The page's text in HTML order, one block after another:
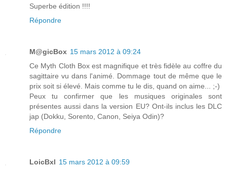
Superbe édition !!!!
Répondre
M@gicBox 15 mars 2012 à 09:24
Ce Myth Cloth Box est magnifique et très fidèle au coffre du
sagittaire vu dans l'animé. Dommage tout de même que le
prix soit si élevé. Mais comme tu le dis, quand on aime... ;-)
Peux tu confirmer que les musiques originales sont
présentes aussi dans la version EU? Ont-ils inclus les DLC
jap (Dokku, Sorento, Canon, Seiya Odin)?
Répondre
LoicBxl 15 mars 2012 à 09:59